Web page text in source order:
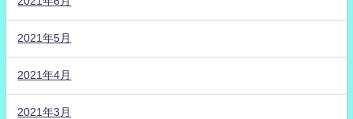
2021年5月
2021年4月
2021年3月